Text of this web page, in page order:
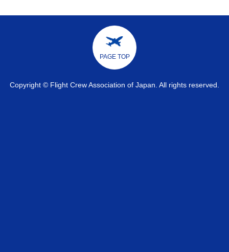
PAGE TOP
Copyright © Flight Crew Association of Japan. All rights reserved.